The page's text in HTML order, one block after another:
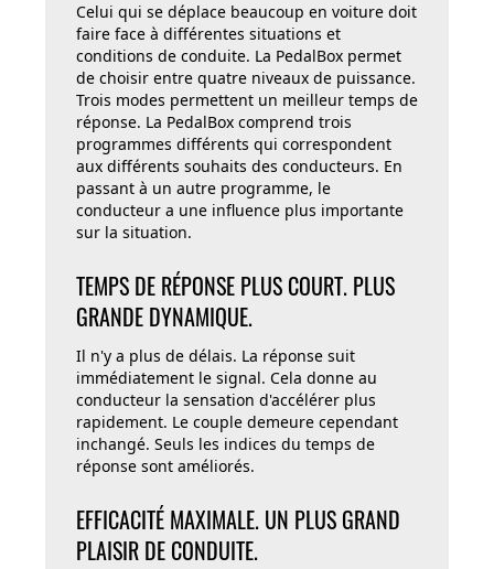
Celui qui se déplace beaucoup en voiture doit
faire face à différentes situations et
conditions de conduite. La PedalBox permet
de choisir entre quatre niveaux de puissance.
Trois modes permettent un meilleur temps de
réponse. La PedalBox comprend trois
programmes différents qui correspondent
aux différents souhaits des conducteurs. En
passant à un autre programme, le
conducteur a une influence plus importante
sur la situation.
TEMPS DE RÉPONSE PLUS COURT. PLUS
GRANDE DYNAMIQUE.
Il n'y a plus de délais. La réponse suit
immédiatement le signal. Cela donne au
conducteur la sensation d'accélérer plus
rapidement. Le couple demeure cependant
inchangé. Seuls les indices du temps de
réponse sont améliorés.
EFFICACITÉ MAXIMALE. UN PLUS GRAND
PLAISIR DE CONDUITE.